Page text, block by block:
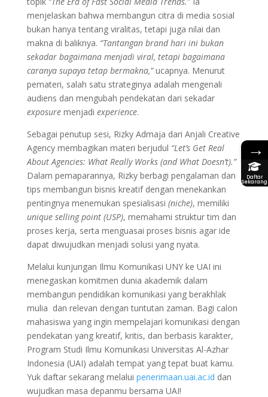
menjelaskan bahwa membangun citra di media sosial
bukan hanya tentang viralitas, tetapi juga nilai dan
makna di baliknya. “Tantangan brand hari ini bukan
sekadar bagaimana menjadi viral, tetapi bagaimana
caranya supaya tetap bermakna,”ucapnya. Menurut
pemateri, salah satu strateginya adalah mengenali
audiens dan mengubah pendekatan dari sekadar
exposuremenjadi experience.
Sebagai penutup sesi, Rizky Admaja dari Anjali Creative
Agency membagikan materi berjudul “Let’s Get Real
About Agencies: What Really Works (and What Doesn’t).”
Dalam pemaparannya, Rizky berbagi pengalaman dan
tips membangun bisnis kreatif dengan menekankan
pentingnya menemukan spesialisasi (niche), memiliki
unique selling point (USP), memahami struktur tim dan
proses kerja, serta menguasai proses bisnis agar ide
dapat diwujudkan menjadi solusi yang nyata.
Melalui kunjungan Ilmu Komunikasi UNY ke UAI ini
menegaskan komitmen dunia akademik dalam
membangun pendidikan komunikasi yang berakhlak
mulia dan relevan dengan tuntutan zaman. Bagi calon
mahasiswa yang ingin mempelajari komunikasi dengan
pendekatan yang kreatif, kritis, dan berbasis karakter,
Program Studi Ilmu Komunikasi Universitas Al-Azhar
Indonesia (UAI) adalah tempat yang tepat buat kamu.
Yuk daftar sekarang melalui penerimaan.uai.ac.id dan
wujudkan masa depanmu bersama UAI!
→
Daftar
Sekarang